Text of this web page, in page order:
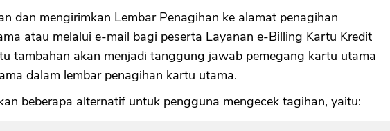
dan mengirimkan Lembar Penagihan ke alamat penagihan
atau melalui e-mail bagi peserta Layanan e-Billing Kartu Kredit
tambahan akan menjadi tanggung jawab pemegang kartu utama
dalam lembar penagihan kartu utama.
beberapa alternatif untuk pengguna mengecek tagihan, yaitu: